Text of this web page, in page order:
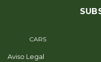
CARS
Aviso Legal